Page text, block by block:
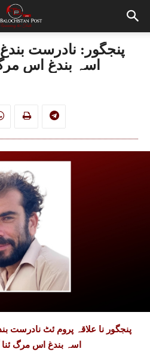
پنجگور: نادرست
اسہ بندغ اس
پنجگور نا علاقہ پروم ئٹ نادرست
اسہ بندغ اس مرگ